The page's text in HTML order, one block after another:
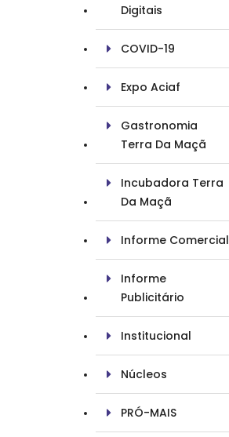
Digitais
COVID-19
Expo Aciaf
Gastronomia
Terra Da Maçã
Incubadora Terra
Da Maçã
Informe Comercial
Informe
Publicitário
Institucional
Núcleos
PRÓ-MAIS